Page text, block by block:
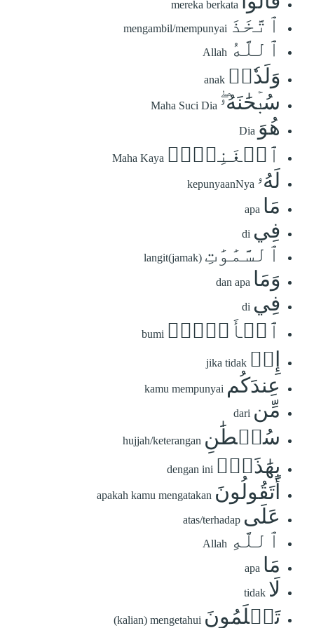
mereka berkata
ٱتَّخَذَ mengambil/mempunyai
ٱللَّهُ Allah
وَلَدٗاۗ anak
سُبۡحَٰنَهُۥۖ Maha Suci Dia
هُوَ Dia
ٱلۡغَنِيُّۖ Maha Kaya
لَهُۥ kepunyaanNya
مَا apa
فِي di
ٱلسَّمَٰوَٰتِ langit(jamak)
وَمَا dan apa
فِي di
ٱلۡأَرۡضِۚ bumi
إِنۡ jika tidak
عِندَكُم kamu mempunyai
مِّن dari
سُلۡطَٰنِ hujjah/keterangan
بِهَٰذَآۚ dengan ini
أَتَقُولُونَ apakah kamu mengatakan
عَلَى atas/terhadap
ٱللَّهِ Allah
مَا apa
لَا tidak
تَعۡلَمُونَ (kalian) mengetahui